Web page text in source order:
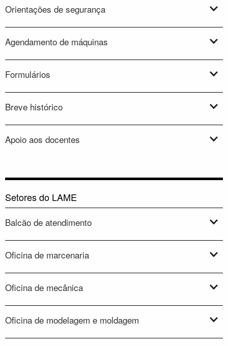
Orientações de segurança
Agendamento de máquinas
Formulários
Breve histórico
Apoio aos docentes
Setores do LAME
Balcão de atendimento
Oficina de marcenaria
Oficina de mecânica
Oficina de modelagem e moldagem